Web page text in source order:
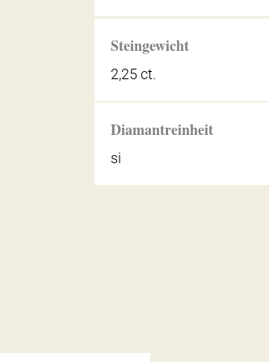
Steingewicht
2,25 ct.
Diamantreinheit
si